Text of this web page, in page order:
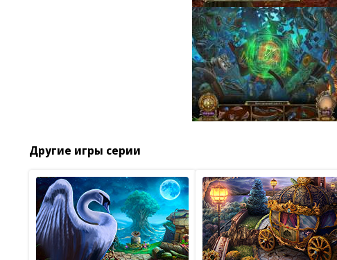
Другие игры серии